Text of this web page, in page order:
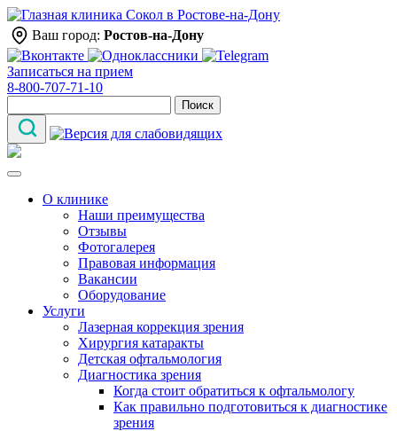
Ваш город: Ростов-на-Дону
Записаться на прием
8-800-707-71-10
Поиск
О клинике
Наши преимущества
Отзывы
Фотогалерея
Правовая информация
Вакансии
Оборудование
Услуги
Лазерная коррекция зрения
Хирургия катаракты
Детская офтальмология
Диагностика зрения
Когда стоит обратиться к офтальмологу
Как правильно подготовиться к диагностике
зрения